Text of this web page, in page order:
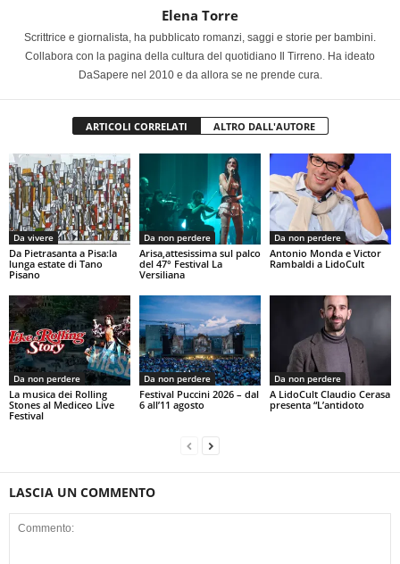
Elena Torre
Scrittrice e giornalista, ha pubblicato romanzi, saggi e storie per bambini.
Collabora con la pagina della cultura del quotidiano Il Tirreno. Ha ideato
DaSapere nel 2010 e da allora se ne prende cura.
ARTICOLI CORRELATI ALTRO DALL'AUTORE
Da vivere
Da Pietrasanta a Pisa:la
lunga estate di Tano
Pisano
Da non perdere
Arisa,attesissima sul palco
del 47° Festival La
Versiliana
Da non perdere
Antonio Monda e Victor
Rambaldi a LidoCult
Da non perdere
La musica dei Rolling
Stones al Mediceo Live
Festival
Da non perdere
Festival Puccini 2026 – dal
6 all’11 agosto
Da non perdere
A LidoCult Claudio Cerasa
presenta “L’antidoto
LASCIA UN COMMENTO